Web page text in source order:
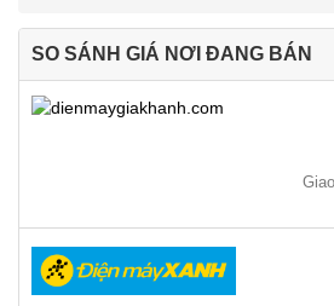
SO SÁNH GIÁ NƠI ĐANG BÁN